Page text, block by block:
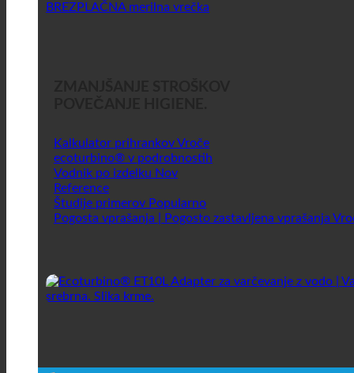
BREZPLAČNA merilna vrečka
Kalkulator prihrankov
ecoturbino® v podrobnostih
Vodnik po izdelku
Reference
Študije primerov
Pogosta vprašanja | Pogosto zastavljena vprašanja